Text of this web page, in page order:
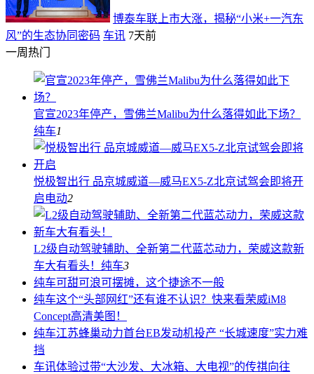
博泰车联上市大涨，揭秘“小米+一汽东
风”的生态协同密码 车讯 7天前
一周热门
官宣2023年停产，雪佛兰Malibu为什么落得如此下场？
纯车1
悦极智出行 品京城威道—威马EX5-Z北京试驾会即将开
启电动2
L2级自动驾驶辅助、全新第二代蓝芯动力，荣威这款新
车大有看头！ 纯车3
纯车可甜可浪可摆摊，这个捷途不一般
纯车这个“头部网红”还有谁不认识？快来看荣威iM8
Concept高清美图！
纯车江苏蜂巢动力首台EB发动机投产 “长城速度”实力难
挡
车讯体验过带“大沙发、大冰箱、大电视”的传祺向往